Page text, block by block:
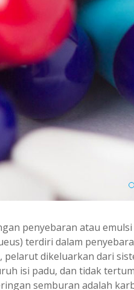
penyebaran atau
terdiri dalam
pelarut dikeluarkan dari
isi padu, dan tidak
semburan adalah